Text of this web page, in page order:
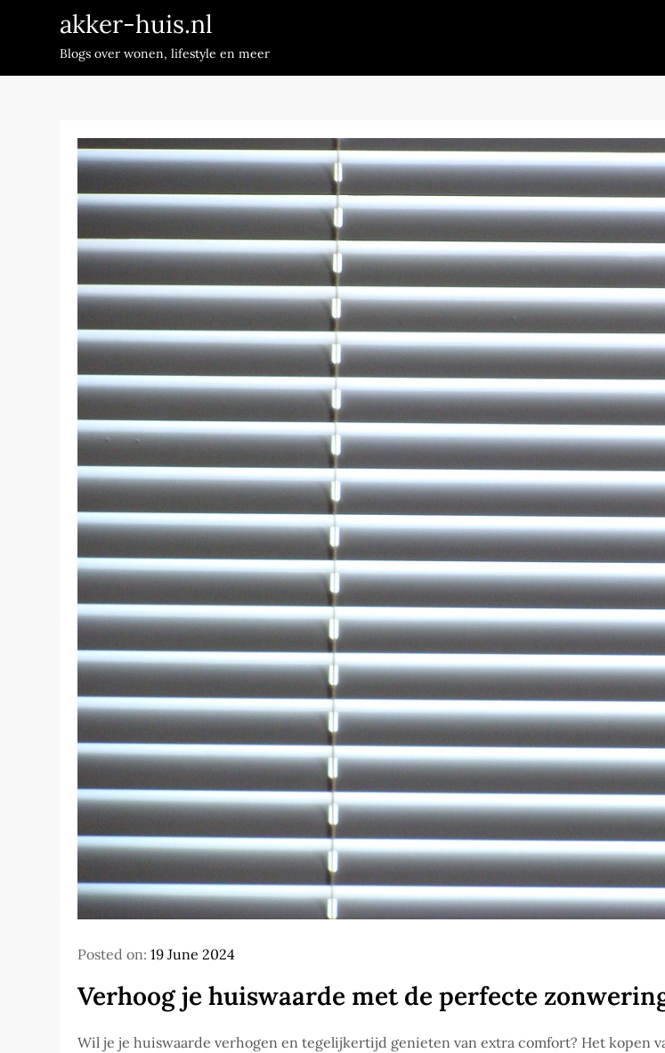
akker-huis.nl
Blogs over wonen, lifestyle en meer
Posted on:19 June 2024
Verhoog je huiswaarde met de perfecte
Wil je je huiswaarde verhogen en tegelijkertijd genieten van extra comfort? Het kopen